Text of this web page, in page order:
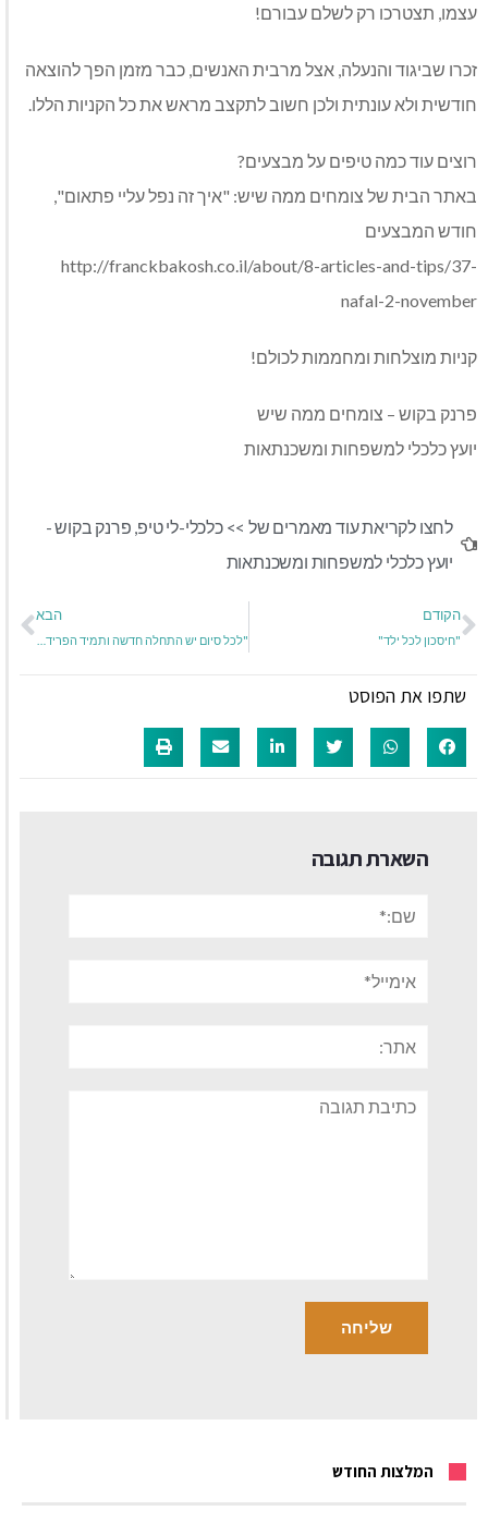
עצמו, תצטרכו רק לשלם עבורם!
זכרו שביגוד והנעלה, אצל מרבית האנשים, כבר מזמן הפך להוצאה
חודשית ולא עונתית ולכן חשוב לתקצב מראש את כל הקניות הללו.
רוצים עוד כמה טיפים על מבצעים?
באתר הבית של צומחים ממה שיש: "איך זה נפל עליי פתאום",
חודש המבצעים
http://franckbakosh.co.il/about/8-articles-and-tips/37-
nafal-2-november
קניות מוצלחות ומחממות לכולם!
פרנק בקוש – צומחים ממה שיש
יועץ כלכלי למשפחות ומשכנתאות
לחצו לקריאת עוד מאמרים של >> כלכלי-לי טיפ, פרנק בקוש -
יועץ כלכלי למשפחות ומשכנתאות
הקודם
"חיסכון לכל ילד"
הבא
שתפו את הפוסט
השארת תגובה
תגובה
המלצות החודש